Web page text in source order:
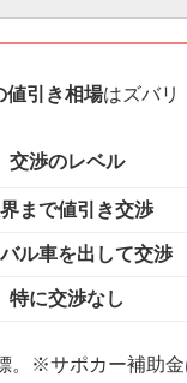
値引き相場はズバリ
交渉のレベル
まで値引き交渉
ル車を出して交渉
特に交渉なし
。※サポカー補助